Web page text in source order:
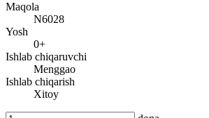
Maqola
N6028
Yosh
0+
Ishlab chiqaruvchi
Menggao
Ishlab chiqarish
Xitoy